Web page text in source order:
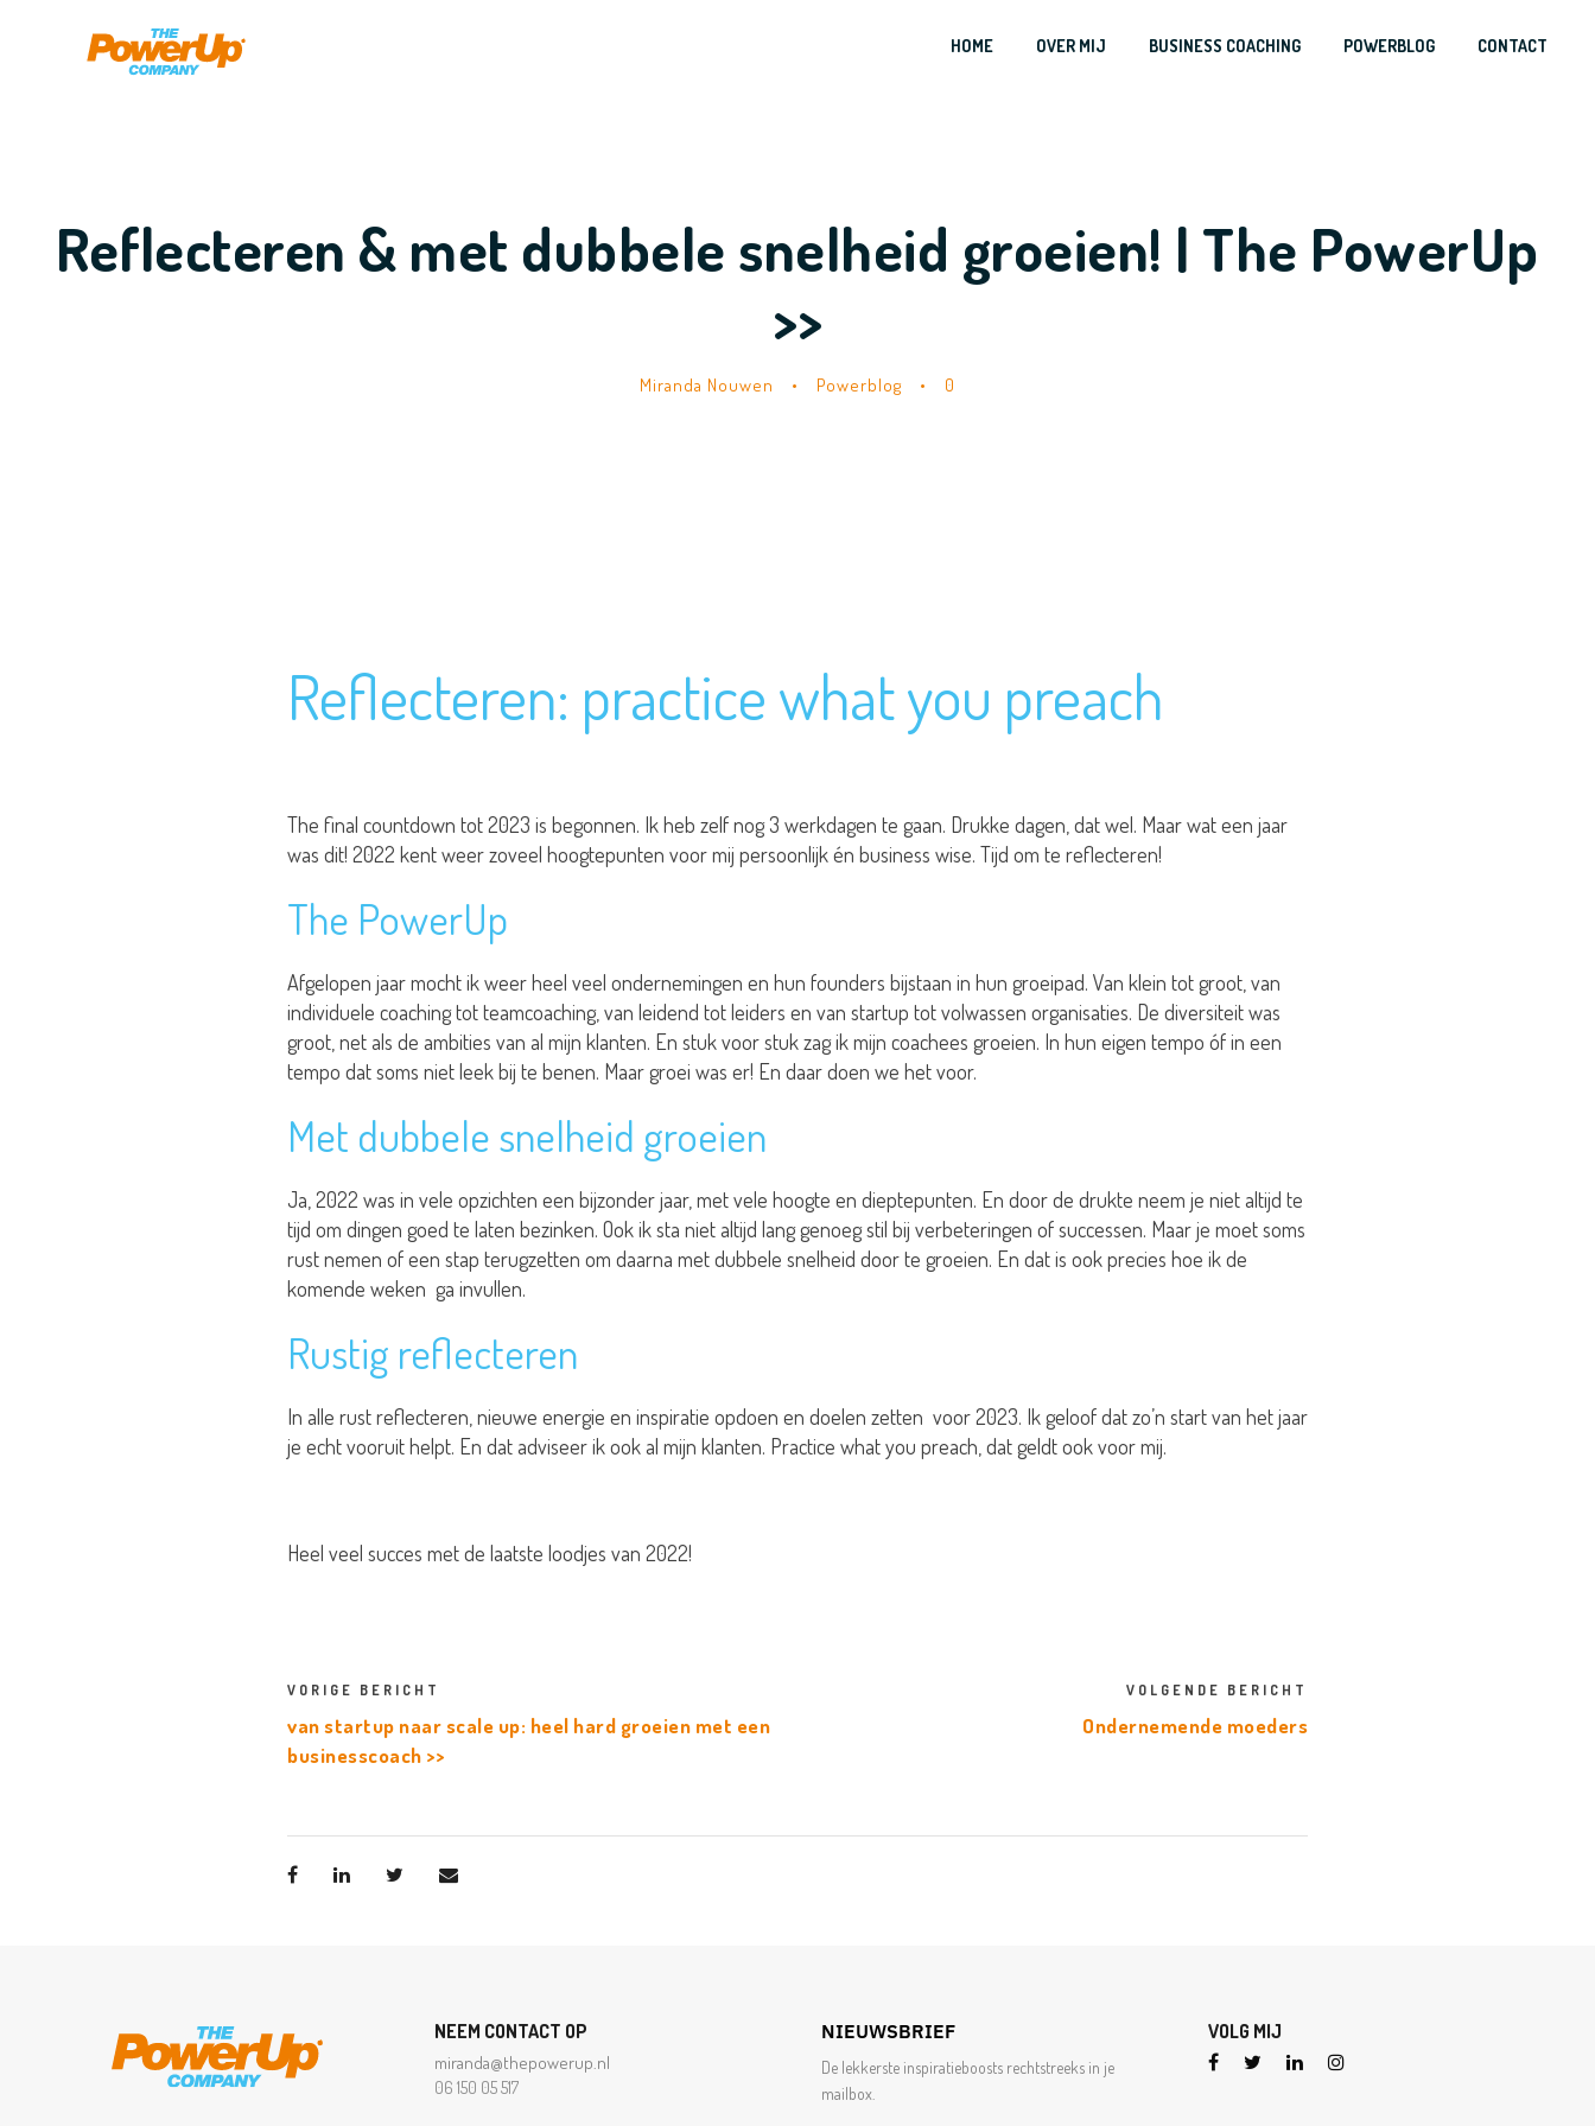
HOME OVER MIJ BUSINESS COACHING POWERBLOG CONTACT
Reflecteren & met dubbele snelheid groeien! | The PowerUp
>>
Miranda Nouwen • Powerblog • 0
Reflecteren: practice what you preach
The final countdown tot 2023 is begonnen. Ik heb zelf nog 3 werkdagen te gaan. Drukke dagen, dat wel. Maar wat een jaar
was dit! 2022 kent weer zoveel hoogtepunten voor mij persoonlijk én business wise. Tijd om te reflecteren!
The PowerUp
Afgelopen jaar mocht ik weer heel veel ondernemingen en hun founders bijstaan in hun groeipad. Van klein tot groot, van
individuele coaching tot teamcoaching, van leidend tot leiders en van startup tot volwassen organisaties. De diversiteit was
groot, net als de ambities van al mijn klanten. En stuk voor stuk zag ik mijn coachees groeien. In hun eigen tempo óf in een
tempo dat soms niet leek bij te benen. Maar groei was er! En daar doen we het voor.
Met dubbele snelheid groeien
Ja, 2022 was in vele opzichten een bijzonder jaar, met vele hoogte en dieptepunten. En door de drukte neem je niet altijd te
tijd om dingen goed te laten bezinken. Ook ik sta niet altijd lang genoeg stil bij verbeteringen of successen. Maar je moet soms
rust nemen of een stap terugzetten om daarna met dubbele snelheid door te groeien. En dat is ook precies hoe ik de
komende weken ga invullen.
Rustig reflecteren
In alle rust reflecteren, nieuwe energie en inspiratie opdoen en doelen zetten voor 2023. Ik geloof dat zo’n start van het jaar
je echt vooruit helpt. En dat adviseer ik ook al mijn klanten. Practice what you preach, dat geldt ook voor mij.
Heel veel succes met de laatste loodjes van 2022!
VORIGE BERICHT
van startup naar scale up: heel hard groeien met een
businesscoach >>
VOLGENDE BERICHT
Ondernemende moeders
NEEM CONTACT OP
miranda@thepowerup.nl
06 150 05 517
NIEUWSBRIEF
De lekkerste inspiratieboosts rechtstreeks in je
mailbox.
VOLG MIJ